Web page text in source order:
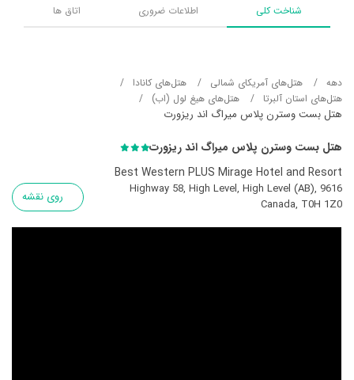
شناخت کلی اطلاعات ضروری اتاق ها
دهه هتل‌های آمریکای شمالی
هتل‌های کانادا
هتل‌های استان آلبرتا
هتل‌های هیغ لول (اب)
هتل بست وسترن پلاس میراگ اند ریزورت
هتل بست وسترن پلاس میراگ اند ریزورت
Best Western PLUS Mirage Hotel and Resort
9616 Highway 58, High Level, High Level (AB),
Canada, T0H 1Z0
روی نقشه